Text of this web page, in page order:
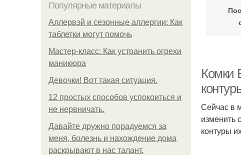
Популярные материалы
Аллервэй и сезонные аллергии: Как
таблетки могут помочь
Мастер-класс: Как устранить огрехи
маникюра
Девочки! Вот такая ситуация.
12 простых способов успокоиться и
не нервничать.
Давайте дружно порадуемся за
меня, болезнь и нахождение дома
раскрывают в нас талант.
Комки
Сейчас в
изменить
контуры